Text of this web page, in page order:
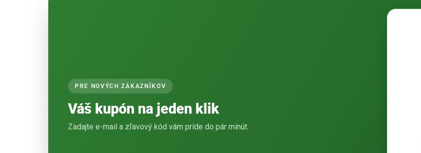
PRE NOVÝCH ZÁKAZNÍKOV
Váš kupón na jeden klik
Zadajte e-mail a zľavový kód vám príde do pár minút.